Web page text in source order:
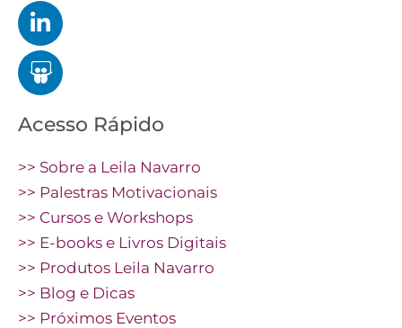
Acesso Rápido
>> Sobre a Leila Navarro
>> Palestras Motivacionais
>> Cursos e Workshops
>> E-books e Livros Digitais
>> Produtos Leila Navarro
>> Blog e Dicas
>> Próximos Eventos